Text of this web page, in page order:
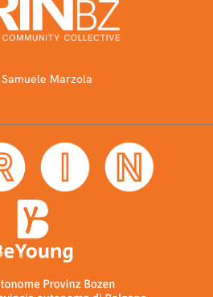
Samuele Marzola